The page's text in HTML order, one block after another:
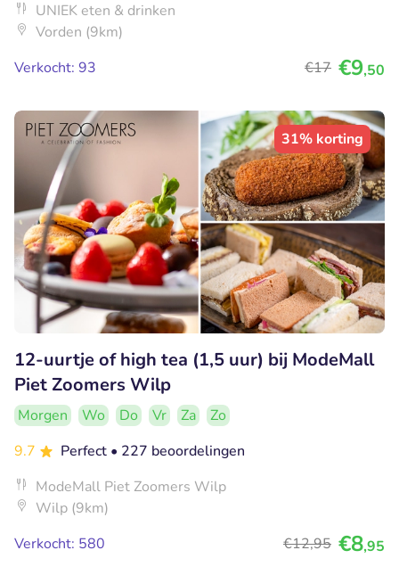
UNIEK eten & drinken
Vorden (9km)
Verkocht: 93
€17 €9,50
31% korting
12-uurtje of high tea (1,5 uur) bij ModeMall
Piet Zoomers Wilp
Morgen Wo Do Vr Za
Zo
9.7
Perfect • 227 beoordelingen
ModeMall Piet Zoomers Wilp
Wilp (9km)
Verkocht: 580
€12,95 €8,95